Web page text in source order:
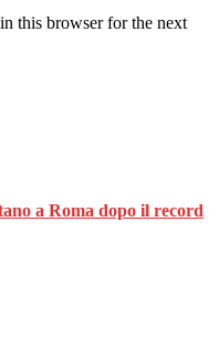
this browser for the next
a Roma dopo il record